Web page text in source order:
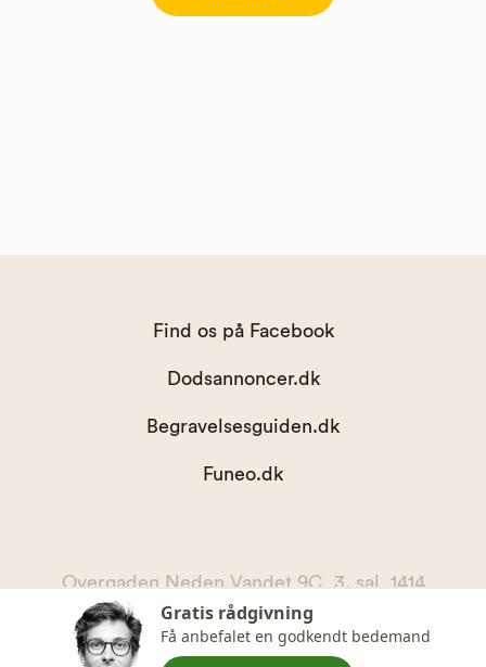
Find os på Facebook
Dodsannoncer.dk
Begravelsesguiden.dk
Funeo.dk
Overgaden Neden Vandet 9C, 3. sal, 1414
København K
kontakt@begravelsesguiden.dk, telefon 71 71 11 00
Gratis rådgivning
Få anbefalet en godkendt bedemand